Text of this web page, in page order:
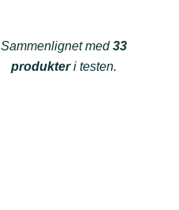
Sammenlignet med33
produkteri testen.